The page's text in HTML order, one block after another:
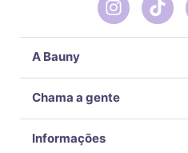
A Bauny
Chama a gente
Informações